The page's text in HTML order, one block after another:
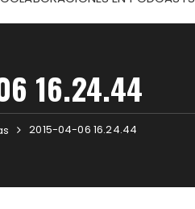
16.24.44
2015-04-06 16.24.44